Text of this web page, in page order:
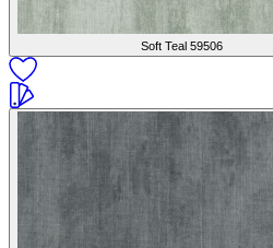
Soft Teal 59506